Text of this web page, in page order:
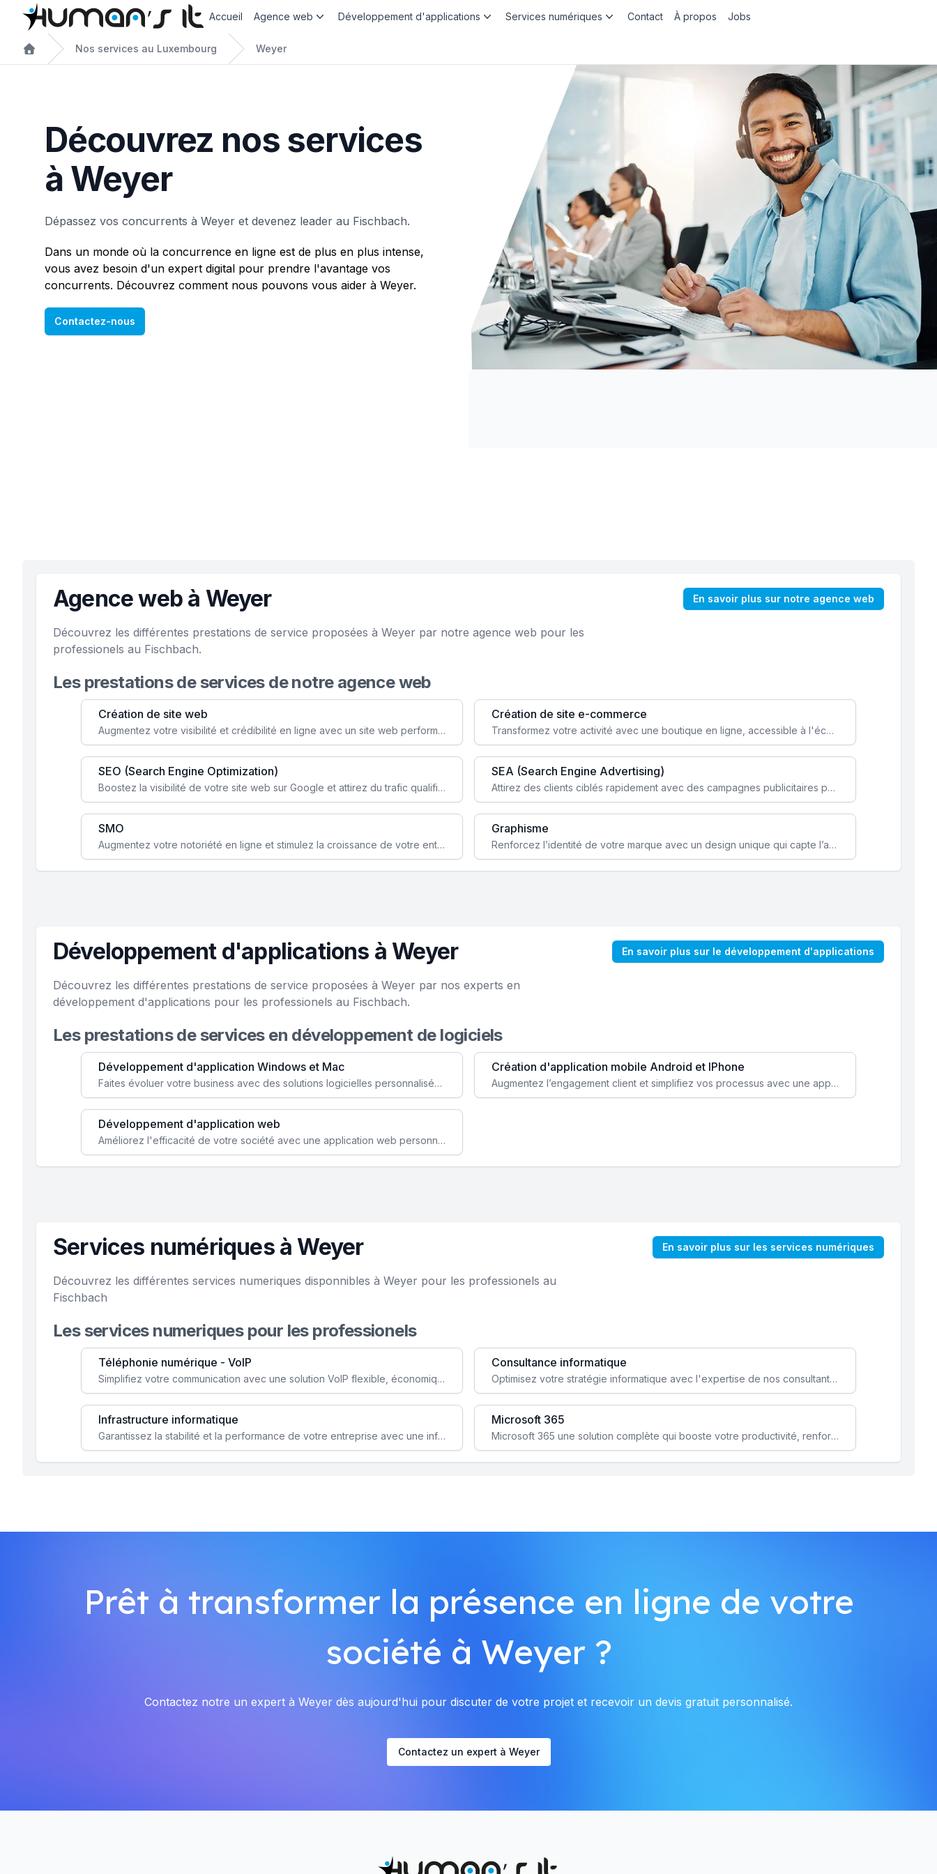
Accueil Agence web Développement d'applications Services numériques Contact À propos Jobs
Nos services au Luxembourg Weyer
Découvrez nos services
à Weyer
Dépassez vos concurrents à Weyer et devenez leader au Fischbach.
Dans un monde où la concurrence en ligne est de plus en plus intense,
vous avez besoin d'un expert digital pour prendre l'avantage vos
concurrents. Découvrez comment nous pouvons vous aider à Weyer.
Contactez-nous
Agence web à Weyer En savoir plus sur notre agence web
Découvrez les différentes prestations de service proposées à Weyer par notre agence web pour les
professionels au Fischbach.
Les prestations de services de notre agence web
Création de site web
Augmentez votre visibilité et crédibilité en ligne avec un site web performant, conçu pour attirer plus de clients.
Création de site e-commerce
Transformez votre activité avec une boutique en ligne, accessible à l'échelle mondiale 24/7.
SEO (Search Engine Optimization)
Boostez la visibilité de votre site web sur Google et attirez du trafic qualifié grâce à nos stratégies SEO.
SEA (Search Engine Advertising)
Attirez des clients ciblés rapidement avec des campagnes publicitaires payantes optimisées pour vos objectifs.
SMO
Augmentez votre notoriété en ligne et stimulez la croissance de votre entreprise grâce à une stratégie sociale sur mesure.
Graphisme
Renforcez l’identité de votre marque avec un design unique qui capte l’attention et engage vos clients.
Développement d'applications à Weyer En savoir plus sur le développement d'applications
Découvrez les différentes prestations de service proposées à Weyer par nos experts en
développement d'applications pour les professionels au Fischbach.
Les prestations de services en développement de logiciels
Développement d'application Windows et Mac
Faites évoluer votre business avec des solutions logicielles personnalisées, parfaitement adaptées à vos besoins spécifiques.
Création d'application mobile Android et IPhone
Augmentez l’engagement client et simplifiez vos processus avec une application mobile sur mesure, disponible sur iOS et Android.
Développement d'application web
Améliorez l'efficacité de votre société avec une application web personnalisée accessible partout et tout le temps.
Services numériques à Weyer En savoir plus sur les services numériques
Découvrez les différentes services numeriques disponnibles à Weyer pour les professionels au
Fischbach
Les services numeriques pour les professionels
Téléphonie numérique - VoIP
Simplifiez votre communication avec une solution VoIP flexible, économique et adaptée à vos besoins professionnels.
Consultance informatique
Optimisez votre stratégie informatique avec l'expertise de nos consultants pour améliorer votre efficacité et sécurité.
Infrastructure informatique
Garantissez la stabilité et la performance de votre entreprise avec une infrastructure IT sécurisée et évolutive.
Microsoft 365
Microsoft 365 une solution complète qui booste votre productivité, renforce la sécurité de vos données et facilite la collaboration.
Prêt à transformer la présence en ligne de votre
société à Weyer ?
Contactez notre un expert à Weyer dès aujourd'hui pour discuter de votre projet et recevoir un devis gratuit personnalisé.
Contactez un expert à Weyer